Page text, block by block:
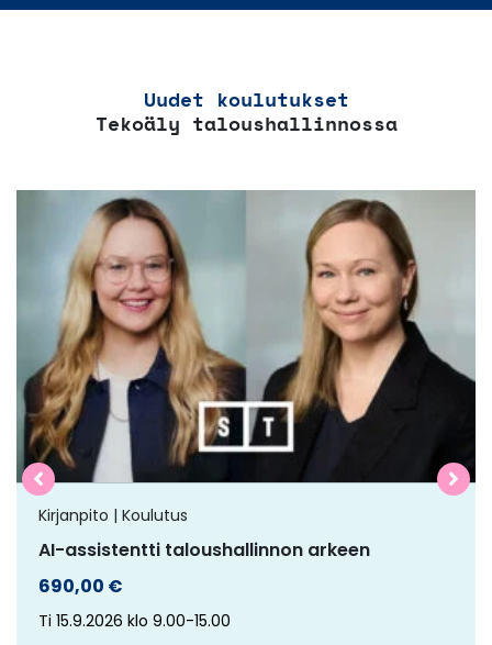
Uudet koulutukset
Tekoäly taloushallinnossa
Kirjanpito | Koulutus
AI-assistentti taloushallinnon arkeen
690,00 €
Ti 15.9.2026 klo 9.00-15.00
tuotteella
useampi
muunnelma.
Voit
tehdä
valinnat
tuotteen
sivulla.